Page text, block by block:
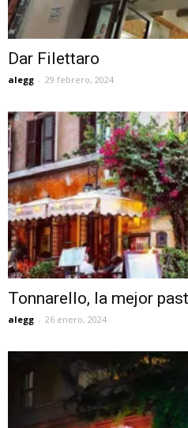
Dar Filettaro
alegg - 29 febrero, 2024
Tonnarello, la mejor
alegg - 26 enero, 2024